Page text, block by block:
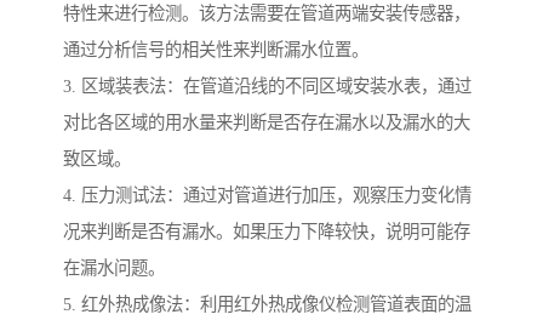
特性来进行检测。该方法需要在管道两端安装传感器，
通过分析信号的相关性来判断漏水位置。
3. 区域装表法：在管道沿线的不同区域安装水表，通过
对比各区域的用水量来判断是否存在漏水以及漏水的大
致区域。
4. 压力测试法：通过对管道进行加压，观察压力变化情
况来判断是否有漏水。如果压力下降较快，说明可能存
在漏水问题。
5. 红外热成像法：利用红外热成像仪检测管道表面的温